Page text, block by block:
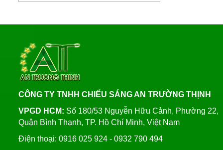
Liên hệ
Mặt Trời ATT NLMT 300W
Lý Và Điều Hành Hệ Thống
Bridgelux, An Trường
Trụ Thép Mạ Nhúng Kẽm
Nóng
Quy Trình Mạ Nhúng Kẽm
CÔNG TY TNHH CHIẾU SÁNG AN TRƯỜNG THỊNH
VPGD HCM: Số 180/53 Nguyễn Hữu Cảnh, Phường 22,
Quận Bình Thạnh, TP. Hồ Chí Minh, Việt Nam
Điện thoại: 0916 025 924 - 0932 790 494